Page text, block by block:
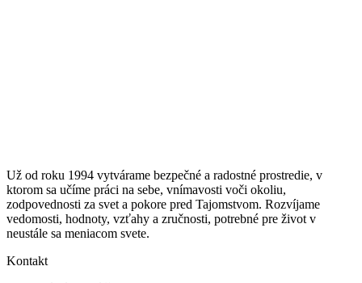
Už od roku 1994 vytvárame bezpečné a radostné prostredie, v
ktorom sa učíme práci na sebe, vnímavosti voči okoliu,
zodpovednosti za svet a pokore pred Tajomstvom. Rozvíjame
vedomosti, hodnoty, vzťahy a zručnosti, potrebné pre život v
neustále sa meniacom svete.
Kontakt